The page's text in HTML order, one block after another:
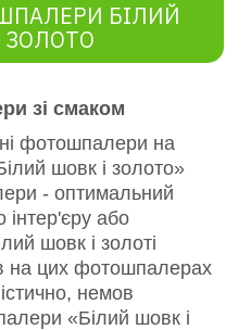
БІЛИЙ
ЗОЛОТО
зі смаком
фотошпалери на
шовк і золото»
- оптимальний
інтер'єру або
шовк і золоті
на цих фотошпалерах
немов
«Білий шовк і